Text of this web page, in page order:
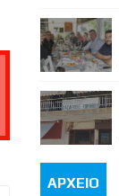
ΑΡΧΕΙΟ